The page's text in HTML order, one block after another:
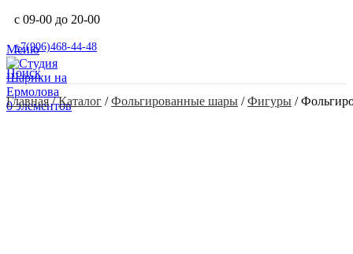
с 09-00 до 20-00
+7(906)468-44-48
Поиск
Меню
0элементов
Главная / Каталог / Фольгированные шары / Фигуры /